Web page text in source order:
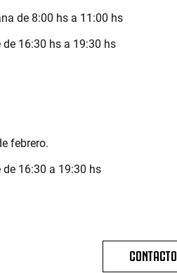
de 8:00 hs a 11:00 hs
de 16:30 hs a 19:30 hs
febrero.
de 16:30 a 19:30 hs
CONTACTO